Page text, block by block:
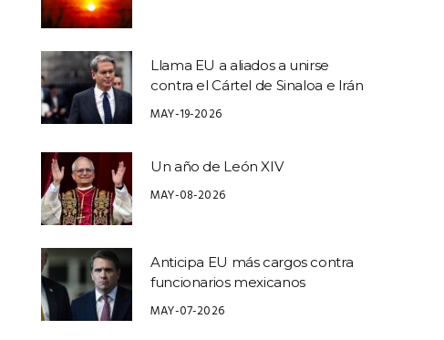
Llama EU a aliados a unirse
contra el Cártel de Sinaloa e Irán
MAY-19-2026
Un año de León XIV
MAY-08-2026
Anticipa EU más cargos contra
funcionarios mexicanos
MAY-07-2026